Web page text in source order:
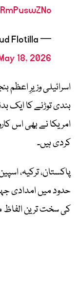
Flotilla
18, 2026
اسرائیلی وزیرِ اعظم
بندی توڑنے کا ایک
کردی ہیں۔
پاکستان، ترکیہ،
حدود میں امدادی
کی سخت ترین